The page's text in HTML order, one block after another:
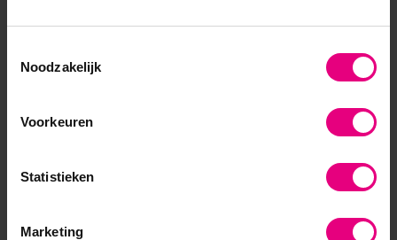
Noodzakelijk
Voorkeuren
Statistieken
Marketing
Lees meer